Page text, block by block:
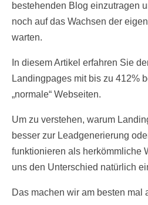
bestehenden Blog einzutragen
noch auf das Wachsen der
warten.
In diesem Artikel erfahren Sie
Landingpages mit bis zu 412%
„normale“ Webseiten.
Um zu verstehen, warum
besser zur Leadgenerierung
funktionieren als herkömmliche
uns den Unterschied natürlich
Das machen wir am besten mal